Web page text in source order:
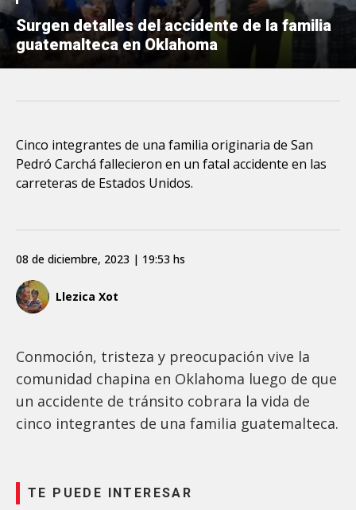
Surgen detalles del accidente de la familia
guatemalteca en Oklahoma
Cinco integrantes de una familia originaria de San
Pedró Carchá fallecieron en un fatal accidente en las
carreteras de Estados Unidos.
Llezica Xot
08 de diciembre, 2023 | 19:53 hs
Conmoción, tristeza y preocupación vive la
comunidad chapina en Oklahoma luego de que
un accidente de tránsito cobrara la vida de
cinco integrantes de una familia guatemalteca.
TE PUEDE INTERESAR